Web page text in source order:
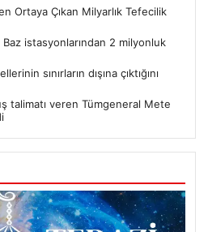
Ortaya Çıkan Milyarlık Tefecilik
Baz istasyonlarından 2 milyonluk
sınırların dışına çıktığını
talimatı veren Tümgeneral Mete